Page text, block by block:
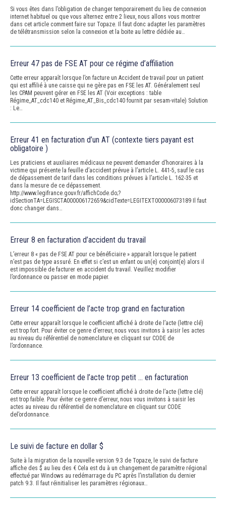
Si vous êtes dans l’obligation de changer temporairement du lieu de connexion
internet habituel ou que vous alternez entre 2 lieux, nous allons vous montrer
dans cet article comment faire sur Topaze. Il faut donc adapter les paramètres
de télétransmission selon la connexion et la boite au lettre dédiée au…
Erreur 47 pas de FSE AT pour ce régime d’affiliation
Cette erreur apparaît lorsque l’on facture un Accident de travail pour un patient
qui est affilié à une caisse qui ne gère pas en FSE les AT. Généralement seul
les CPAM peuvent gérer en FSE les AT (Voir exceptions : table
Régime_AT_cdc140 et Régime_AT_Bis_cdc140 fournit par sesam-vitale) Solution
: Le…
Erreur 41 en facturation d’un AT (contexte tiers payant est
obligatoire )
Les praticiens et auxiliaires médicaux ne peuvent demander d’honoraires à la
victime qui présente la feuille d’accident prévue à l’article L. 441-5, sauf le cas
de dépassement de tarif dans les conditions prévues à l’article L. 162-35 et
dans la mesure de ce dépassement.
http://www.legifrance.gouv.fr/affichCode.do;?
idSectionTA=LEGISCTA000006172659&cidTexte=LEGITEXT000006073189 Il faut
donc changer dans…
Erreur 8 en facturation d’accident du travail
L’erreur 8 « pas de FSE AT pour ce bénéficiaire » apparaît lorsque le patient
n’est pas de type assuré. En effet si c’est un enfant ou un(e) conjoint(e) alors il
est impossible de facturer en accident du travail. Veuillez modifier
l’ordonnance ou passer en mode papier.
Erreur 14 coefficient de l’acte trop grand en facturation
Cette erreur apparaît lorsque le coefficient affiché à droite de l’acte (lettre clé)
est trop fort. Pour éviter ce genre d’erreur, nous vous invitons à saisir les actes
au niveau du référentiel de nomenclature en cliquant sur CODE de
l’ordonnance.
Erreur 13 coefficient de l’acte trop petit … en facturation
Cette erreur apparaît lorsque le coefficient affiché à droite de l’acte (lettre clé)
est trop faible. Pour éviter ce genre d’erreur, nous vous invitons à saisir les
actes au niveau du référentiel de nomenclature en cliquant sur CODE
del’ordonnance.
Le suivi de facture en dollar $
Suite à la migration de la nouvelle version 9.3 de Topaze, le suivi de facture
affiche des $ au lieu des € Cela est du à un changement de paramètre régional
effectué par Windows au redémarrage du PC après l’installation du dernier
patch 9.3. Il faut réinitialiser les paramètres régionaux…